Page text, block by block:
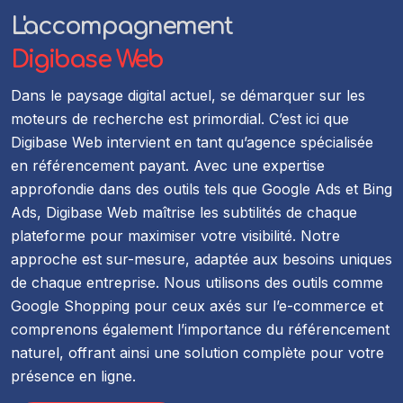
L'accompagnement
Digibase Web
Dans le paysage digital actuel, se démarquer sur les
moteurs de recherche est primordial. C’est ici que
Digibase Web intervient en tant qu’agence spécialisée
en référencement payant. Avec une expertise
approfondie dans des outils tels que Google Ads et Bing
Ads, Digibase Web maîtrise les subtilités de chaque
plateforme pour maximiser votre visibilité. Notre
approche est sur-mesure, adaptée aux besoins uniques
de chaque entreprise. Nous utilisons des outils comme
Google Shopping pour ceux axés sur l’e-commerce et
comprenons également l’importance du référencement
naturel, offrant ainsi une solution complète pour votre
présence en ligne.